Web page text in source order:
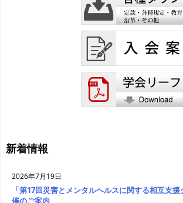
新着情報
2026年7月19日
「第17回災害とメンタルヘルスに関する相互支
催のご案内